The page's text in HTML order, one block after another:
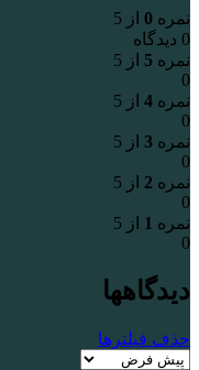
نمره 0 از 5
0 دیدگاه
نمره 5 از 5
0
نمره 4 از 5
0
نمره 3 از 5
0
نمره 2 از 5
0
نمره 1 از 5
0
دیدگاهها
حذف فیلترها